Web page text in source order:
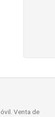
Venta de